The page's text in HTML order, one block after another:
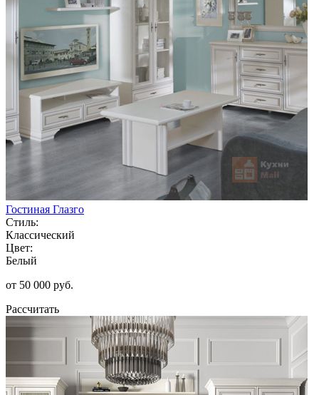
Гостиная Глазго
Стиль:
Классический
Цвет:
Белый
от 50 000 руб.
Рассчитать